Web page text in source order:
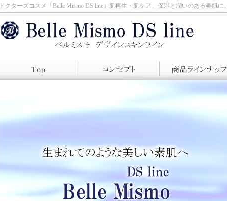
ドクターズコスメ「Belle Mismo DS line」肌再生・肌ケア、保湿と潤いのある美肌に。